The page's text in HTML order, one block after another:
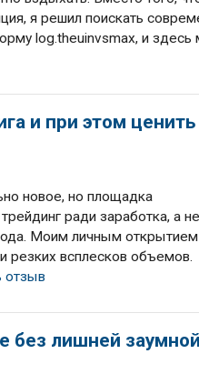
я решил поискать
log.theuinvsmax, и здесь
и при этом ценить
новое, но площадка
ради заработка, а
Моим личным
резких всплесков объемов.
отзыв
без лишней заумной